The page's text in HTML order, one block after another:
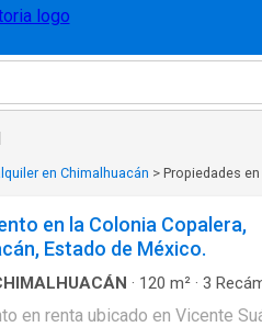
en Chimalhuacán > Propiedades
en la Colonia Copalera,
Estado de México.
· 120 m² · 3
en renta ubicado en Vicente